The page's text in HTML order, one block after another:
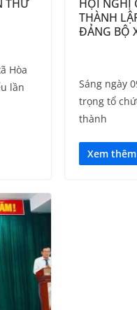
THỨ
Hòa
lần
HỘI NGHỊ
THÀNH
ĐẢNG BỘ
Sáng ngày
trọng tổ
thành
Xem thêm